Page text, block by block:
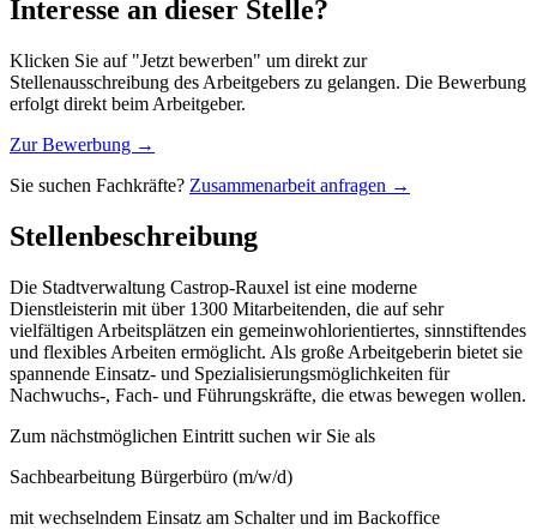
Interesse an dieser Stelle?
Klicken Sie auf "Jetzt bewerben" um direkt zur
Stellenausschreibung des Arbeitgebers zu gelangen. Die Bewerbung
erfolgt direkt beim Arbeitgeber.
Zur Bewerbung →
Sie suchen Fachkräfte? Zusammenarbeit anfragen →
Stellenbeschreibung
Die Stadtverwaltung Castrop-Rauxel ist eine moderne
Dienstleisterin mit über 1300 Mitarbeitenden, die auf sehr
vielfältigen Arbeitsplätzen ein gemeinwohlorientiertes, sinnstiftendes
und flexibles Arbeiten ermöglicht. Als große Arbeitgeberin bietet sie
spannende Einsatz- und Spezialisierungsmöglichkeiten für
Nachwuchs-, Fach- und Führungskräfte, die etwas bewegen wollen.
Zum nächstmöglichen Eintritt suchen wir Sie als
Sachbearbeitung Bürgerbüro (m/w/d)
mit wechselndem Einsatz am Schalter und im Backoffice